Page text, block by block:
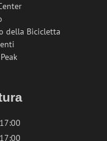
della Bicicletta